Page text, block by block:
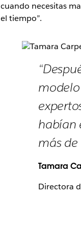
cuando necesitas
el tiempo”.
habían
más de
Tamara
Directora